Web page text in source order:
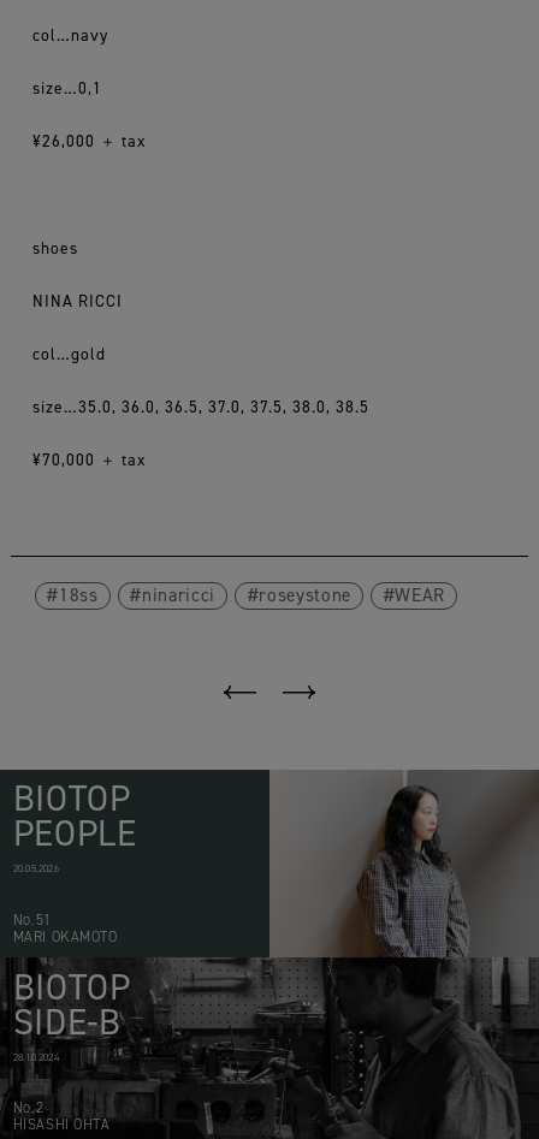
col…navy
size…0,1
¥26,000 ＋ tax
shoes
NINA RICCI
col…gold
size…35.0, 36.0, 36.5, 37.0, 37.5, 38.0, 38.5
¥70,000 ＋ tax
18ss ninaricci roseystone WEAR
BIOTOP
PEOPLE
20.05.2026
No.51
MARI OKAMOTO
BIOTOP
SIDE-B
28.10.2024
No.2
HISASHI OHTA